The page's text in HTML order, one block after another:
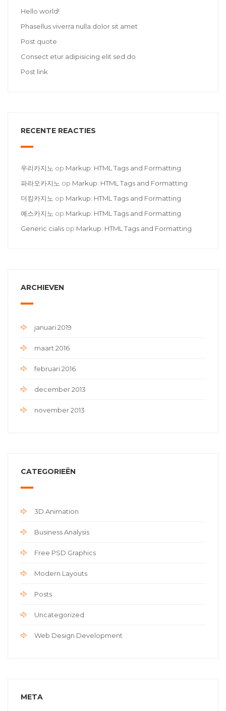
Hello world!
Phasellus viverra nulla dolor sit amet
Post quote
Consect etur adipisicing elit sed do
Post link
RECENTE REACTIES
우리카지노 op Markup: HTML Tags and Formatting
파라오카지노 op Markup: HTML Tags and Formatting
더킹카지노 op Markup: HTML Tags and Formatting
예스카지노 op Markup: HTML Tags and Formatting
Generic cialis op Markup: HTML Tags and Formatting
ARCHIEVEN
januari 2019
maart 2016
februari 2016
december 2013
november 2013
CATEGORIEËN
3D Animation
Business Analysis
Free PSD Graphics
Modern Layouts
Posts
Uncategorized
Web Design Development
META